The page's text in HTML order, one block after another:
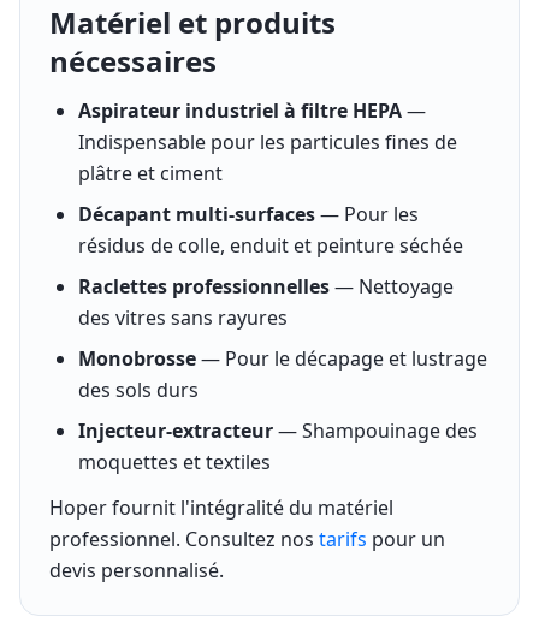
Matériel et produits
nécessaires
Aspirateur industriel à filtre HEPA—
Indispensable pour les particules fines de
plâtre et ciment
Décapant multi-surfaces— Pour les
résidus de colle, enduit et peinture séchée
Raclettes professionnelles— Nettoyage
des vitres sans rayures
Monobrosse— Pour le décapage et lustrage
des sols durs
Injecteur-extracteur— Shampouinage des
moquettes et textiles
Hoper fournit l'intégralité du matériel
professionnel. Consultez nos tarifs pour un
devis personnalisé.